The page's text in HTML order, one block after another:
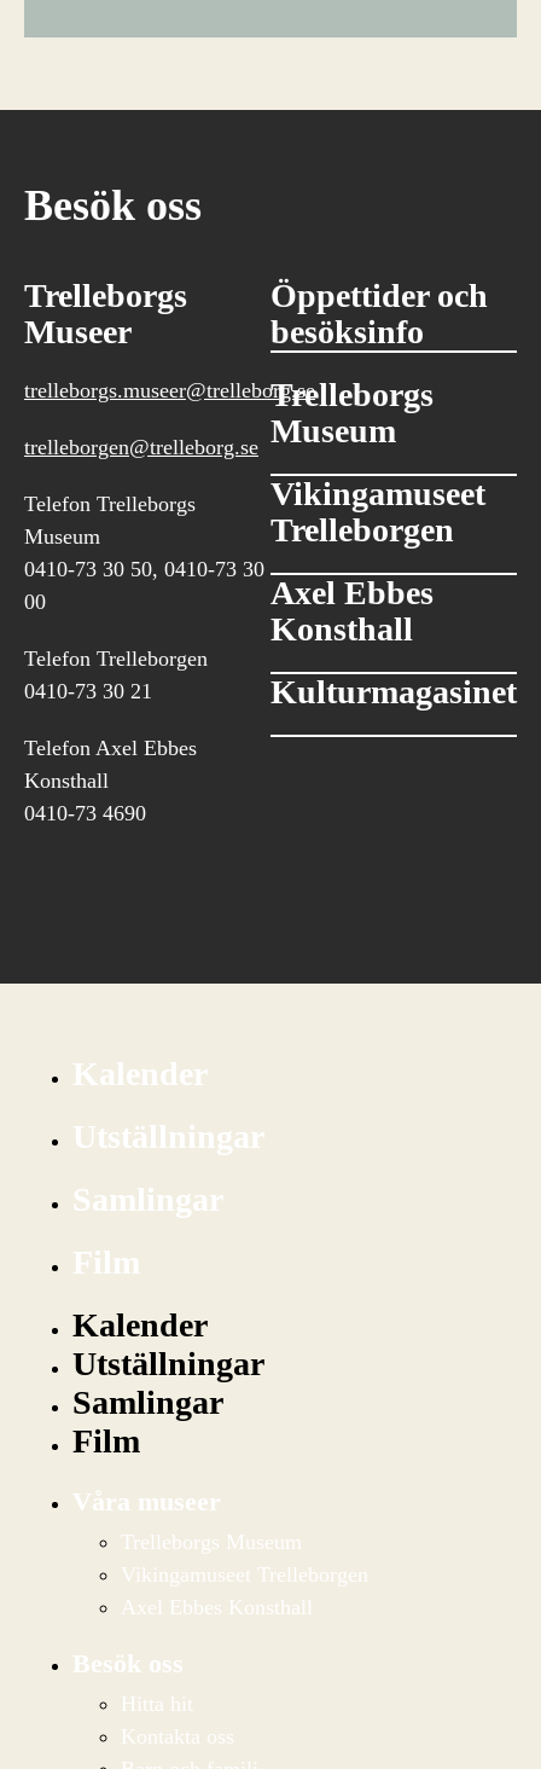
Besök oss
Trelleborgs
Museer
trelleborgs.museer@trelleborg.se
trelleborgen@trelleborg.se
Telefon Trelleborgs
Museum
0410-73 30 50, 0410-73 30
00
Telefon Trelleborgen
0410-73 30 21
Telefon Axel Ebbes
Konsthall
0410-73 4690
Öppettider och
besöksinfo
Trelleborgs
Museum
Vikingamuseet
Trelleborgen
Axel Ebbes
Konsthall
Kulturmagasinet
Kalender
Utställningar
Samlingar
Film
Kalender
Utställningar
Samlingar
Film
Våra museer
Trelleborgs Museum
Vikingamuseet Trelleborgen
Axel Ebbes Konsthall
Besök oss
Hitta hit
Kontakta oss